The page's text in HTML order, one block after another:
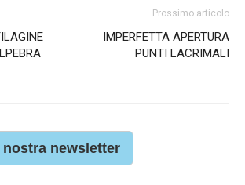
Prossimo articolo
IMPERFETTA APERTURA
PUNTI LACRIMALI
newsletter